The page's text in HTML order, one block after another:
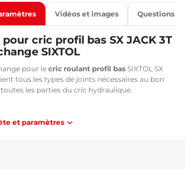
Vidéos et images Questions
cric profil bas SX JACK 3T
SIXTOL
pour le cric roulant profil bas SIXTOL SX
tous les types de joints nécessaires au bon
les parties du cric hydraulique.
- SX3065
et paramètres